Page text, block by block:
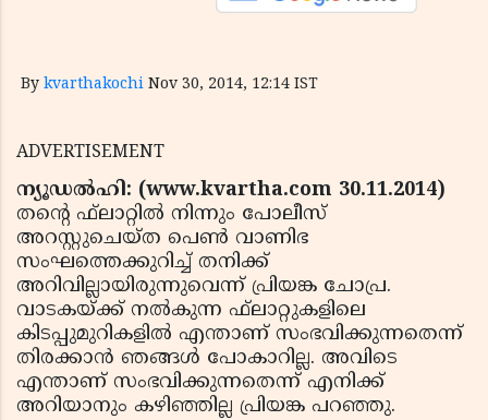
By kvarthakochi Nov 30, 2014, 12:14 IST
ADVERTISEMENT
ന്യൂഡല്‍ഹി: (www.kvartha.com 30.11.2014)
തന്റെ ഫ്‌ലാറ്റില്‍ നിന്നും പോലീസ്
അറസ്റ്റുചെയ്ത പെണ്‍ വാണിഭ
സംഘത്തെക്കുറിച്ച് തനിക്ക്
അറിവില്ലായിരുന്നുവെന്ന് പ്രിയങ്ക ചോപ്ര.
വാടകയ്ക്ക് നല്‍കുന്ന ഫ്‌ലാറ്റുകളിലെ
കിടപ്പുമുറികളില്‍ എന്താണ് സംഭവിക്കുന്നതെന്ന്
തിരക്കാന്‍ ഞങ്ങള്‍ പോകാറില്ല. അവിടെ
എന്താണ് സംഭവിക്കുന്നതെന്ന് എനിക്ക്
അറിയാനും കഴിഞ്ഞില്ല പ്രിയങ്ക പറഞ്ഞു.